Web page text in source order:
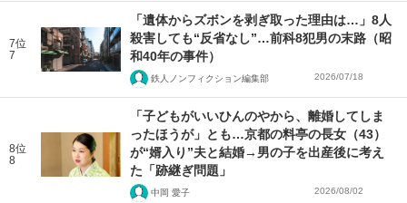
7位
7
「遺体からズボンを剥ぎ取った理由は…」8人
殺害しても“反省なし”…前科8犯男の末路（昭
和40年の事件）
鉄人ノンフィクション編集部 2026/07/18
8位
8
「子どもがいいひんのやから、離婚してしま
ったほうが」とも…京都の料亭の長女（43）
が“婿入り”夫と結婚→男の子を出産後に考え
た「跡継ぎ問題」
中岡 愛子 2026/08/02